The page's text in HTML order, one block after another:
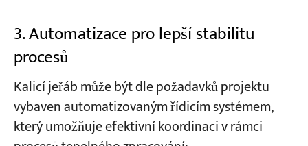
3. Automatizace pro lepší stabilitu
procesů
Kalicí jeřáb může být dle požadavků projektu
vybaven automatizovaným řídicím systémem,
který umožňuje efektivní koordinaci v rámci